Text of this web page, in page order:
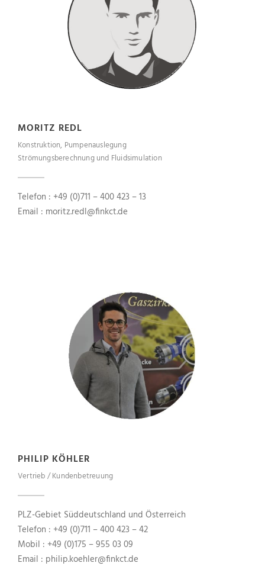
MORITZ REDL
Konstruktion, Pumpenauslegung
Strömungsberechnung und Fluidsimulation
Telefon : +49 (0)711 – 400 423 – 13
Email : moritz.redl@finkct.de
PHILIP KÖHLER
Vertrieb / Kundenbetreuung
PLZ-Gebiet Süddeutschland und Österreich
Telefon : +49 (0)711 – 400 423 – 42
Mobil : +49 (0)175 – 955 03 09
Email : philip.koehler@finkct.de